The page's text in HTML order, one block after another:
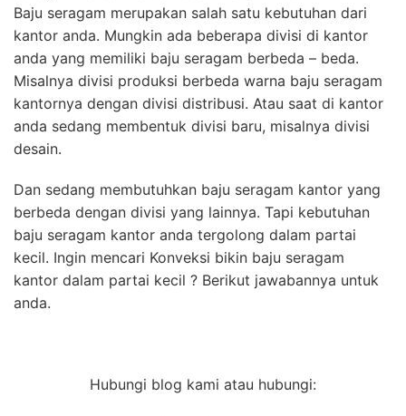
Baju seragam merupakan salah satu kebutuhan dari
kantor anda. Mungkin ada beberapa divisi di kantor
anda yang memiliki baju seragam berbeda – beda.
Misalnya divisi produksi berbeda warna baju seragam
kantornya dengan divisi distribusi. Atau saat di kantor
anda sedang membentuk divisi baru, misalnya divisi
desain.
Dan sedang membutuhkan baju seragam kantor yang
berbeda dengan divisi yang lainnya. Tapi kebutuhan
baju seragam kantor anda tergolong dalam partai
kecil. Ingin mencari Konveksi bikin baju seragam
kantor dalam partai kecil ? Berikut jawabannya untuk
anda.
Hubungi blog kami atau hubungi: